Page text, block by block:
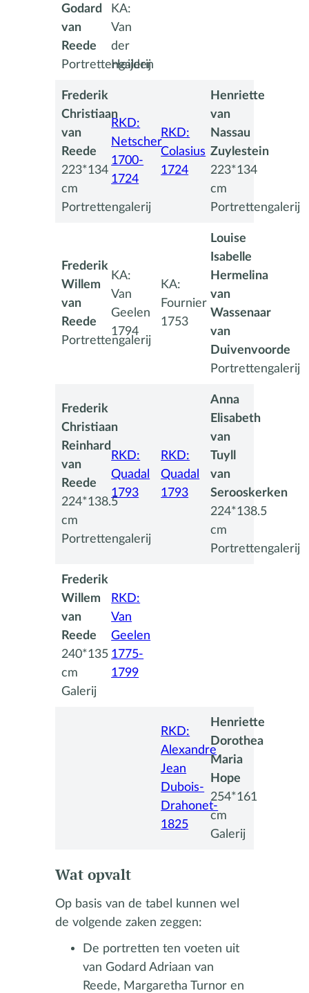
Godard
van
Reede
Portrettengalerij
KA:
Van
der
Heijden
Frederik
Christiaan
van
Reede
223*134
cm
Portrettengalerij
RKD:
Netscher
1700-
1724
RKD:
Colasius
1724
Henriette
van
Nassau
Zuylestein
223*134
cm
Portrettengalerij
Frederik
Willem
van
Reede
Portrettengalerij
KA:
Van
Geelen
1794
KA:
Fournier
1753
Louise
Isabelle
Hermelina
van
Wassenaar
van
Duivenvoorde
Portrettengalerij
Frederik
Christiaan
Reinhard
van
Reede
224*138.5
cm
Portrettengalerij
RKD:
Quadal
1793
RKD:
Quadal
1793
Anna
Elisabeth
van
Tuyll
van
Serooskerken
224*138.5
cm
Portrettengalerij
Frederik
Willem
van
Reede
240*135
cm
Galerij
RKD:
Van
Geelen
1775-
1799
RKD:
Alexandre
Jean
Dubois-
Drahonet-
1825
Henriette
Dorothea
Maria
Hope
254*161
cm
Galerij
Wat opvalt
Op basis van de tabel kunnen wel
de volgende zaken zeggen:
De portretten ten voeten uit
van Godard Adriaan van
Reede, Margaretha Turnor en